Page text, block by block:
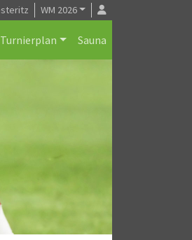
WM 2026
Turnierplan Sauna